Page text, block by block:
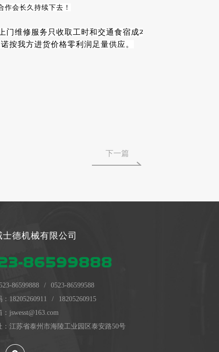
会长久持续下去！
维修服务只收取工时和交通食宿成本
按我方进货价格零利润足量供应。
下一篇
德机械有限公司
86599888
86599888 /
0523-86599588
18205260911 /
18205260915
jswesst@163.com
：江苏省泰州市海陵工业园区泰安路50号